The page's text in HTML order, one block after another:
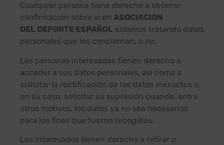
Cualquier persona tiene derecho a obtener
confirmación sobre si en ASOCIACION
DEL DEPORTE ESPAÑOL estamos tratando datos
personales que les conciernan, o no.
Las personas interesadas tienen derecho a
acceder a sus datos personales, así como a
solicitar la rectificación de los datos inexactos o,
en su caso, solicitar su supresión cuando, entre
otros motivos, los datos ya no sea necesarios
para los fines que fueron recogidos.
Los interesados tienen derecho a retirar o